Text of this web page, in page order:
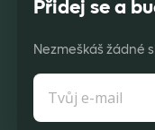
Přidej se a
Nezmeškáš žádné